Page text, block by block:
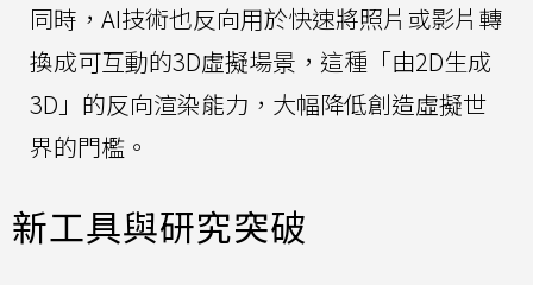
同時，AI技術也反向用於快速將照片或影片轉
換成可互動的3D虛擬場景，這種「由2D生成
3D」的反向渲染能力，大幅降低創造虛擬世
界的門檻。
新工具與研究突破